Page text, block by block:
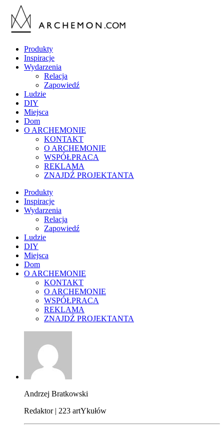
Produkty
Inspiracje
Wydarzenia
Relacja
Zapowiedź
Ludzie
DIY
Miejsca
Dom
O ARCHEMONIE
KONTAKT
O ARCHEMONIE
WSPÓŁPRACA
REKLAMA
ZNAJDŹ PROJEKTANTA
Produkty
Inspiracje
Wydarzenia
Relacja
Zapowiedź
Ludzie
DIY
Miejsca
Dom
O ARCHEMONIE
KONTAKT
O ARCHEMONIE
WSPÓŁPRACA
REKLAMA
ZNAJDŹ PROJEKTANTA
Andrzej Bratkowski
Redaktor | 223 artYkułów